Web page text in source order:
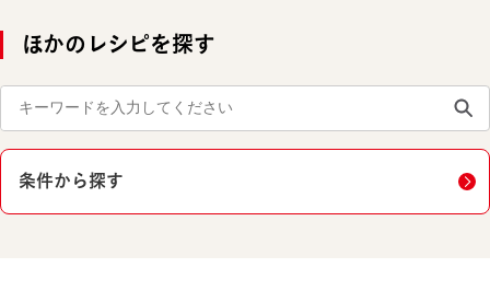
ほかのレシピを探す
条件から探す